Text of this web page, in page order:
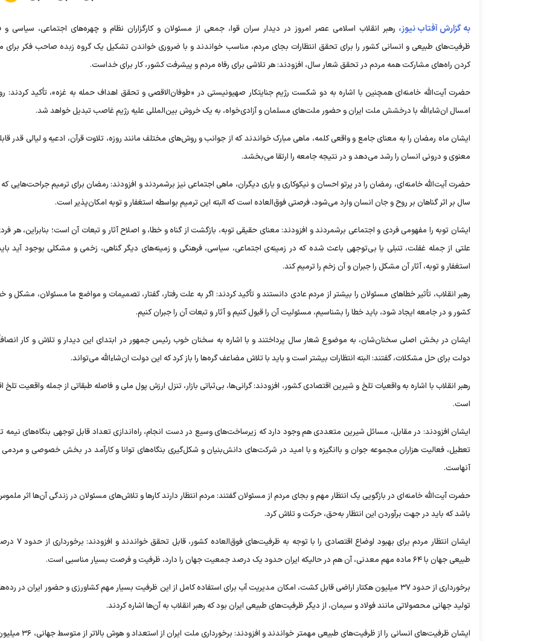
به گزارش آفتاب نیوز، رهبر انقلاب اسلامی عصر امروز در دیدار سران قوا، جمعی از مسئولان و کارگزاران نظام و چهره‌های اجتماعی، سیاسی و
ظرفیت‌های طبیعی و انسانی کشور را برای تحقق انتظارات بجای مردم، مناسب خواندند و با ضروری خواندن تشکیل یک گروه زبده صاحب فکر
کردن راه‌های مشارکت همه مردم در تحقق شعار سال، افزودند: هر تلاشی برای رفاه مردم و پیشرفت کشور، کار برای خداست.
حضرت آیت‌الله خامنه‌ای همچنین با اشاره به دو شکست رژیم جنایتکار صهیونیستی در «طوفان‌الاقصی و تحقق اهداف حمله به غزه»، تأکید کردند:
امسال ان‌شاءالله با درخشش ملت ایران و حضور ملت‌های مسلمان و آزادی‌خواه، به یک خروش بین‌المللی علیه رژیم غاصب تبدیل خواهد شد.
ایشان ماه رمضان را به معنای جامع و واقعی کلمه، ماهی مبارک خواندند که از جوانب و روش‌های مختلف مانند روزه، تلاوت قرآن، ادعیه و لیالی قدر
معنوی و درونی انسان را رشد می‌دهد و در نتیجه جامعه را ارتقا می‌بخشد.
حضرت آیت‌الله خامنه‌ای، رمضان را در پرتو احسان و نیکوکاری و یاری دیگران، ماهی اجتماعی نیز برشمردند و افزودند: رمضان برای ترمیم جراحت‌هایی
سال بر اثر گناهان بر روح و جان انسان وارد می‌شود، فرصتی فوق‌العاده است که البته این ترمیم بواسطه استغفار و توبه امکان‌پذیر است.
ایشان توبه را مفهومی فردی و اجتماعی برشمردند و افزودند: معنای حقیقی توبه، بازگشت از گناه و خطا، و اصلاح آثار و تبعات آن است؛ بنابراین، هر
علتی از جمله غفلت، تنبلی یا بی‌توجهی باعث شده که در زمینه‌ی اجتماعی، سیاسی، فرهنگی و زمینه‌های دیگر گناهی، زخمی و مشکلی بوجود آید
استغفار و توبه، آثار آن مشکل را جبران و آن زخم را ترمیم کند.
رهبر انقلاب، تأثیر خطا‌های مسئولان را بیشتر از مردم عادی دانستند و تأکید کردند: اگر به علت رفتار، گفتار، تصمیمات و مواضع ما مسئولان، مشکل و
کشور و در جامعه ایجاد شود، باید خطا را بشناسیم، مسئولیت آن را قبول کنیم و آثار و تبعات آن را جبران کنیم.
ایشان در بخش اصلی سخنان‌شان، به موضوع شعار سال پرداختند و با اشاره به سخنان خوب رئیس جمهور در ابتدای این دیدار و تلاش و کار
دولت برای حل مشکلات، گفتند: البته انتظارات بیشتر است و باید با تلاش مضاعف گره‌ها را باز کرد که این دولت ان‌شاءالله می‌تواند.
رهبر انقلاب با اشاره به واقعیات تلخ و شیرین اقتصادی کشور، افزودند: گرانی‌ها، بی‌ثباتی بازار، تنزل ارزش پول ملی و فاصله طبقاتی از جمله واقعیت تلخ
است.
ایشان افزودند: در مقابل، مسائل شیرین متعددی هم وجود دارد که زیرساخت‌های وسیع در دست انجام، راه‌اندازی تعداد قابل توجهی بنگاه‌های نیمه
تعطیل، فعالیت هزاران مجموعه جوان و باانگیزه و با امید در شرکت‌های دانش‌بنیان و شکل‌گیری بنگاه‌های توانا و کارآمد در بخش خصوصی و مردمی
آنهاست.
حضرت آیت‌الله خامنه‌ای در بازگویی یک انتظار مهم و بجای مردم از مسئولان گفتند: مردم انتظار دارند کار‌ها و تلاش‌های مسئولان در زندگی آن‌ها اثر
باشد که باید در جهت برآوردن این انتظار به‌حق، حرکت و تلاش کرد.
ایشان انتظار مردم برای بهبود اوضاع
طبیعی جهان با ۶۴ ماده مهم معدنی، آن هم در حالیکه ایران حدود یک درصد جمعیت جهان را دارد، ظرفیت و فرصت بسیار مناسبی است.
برخورداری از حدود ۳۷ میلیون هکتار اراضی قابل کشت، امکان مدیریت آب برای استفاده کامل از این ظرفیت بسیار مهم کشاورزی و حضور ایران در
تولید جهانی محصولاتی مانند فولاد و سیمان، از دیگر ظرفیت‌های طبیعی ایران بود که رهبر انقلاب به آن‌ها اشاره کردند.
ایشان ظرفیت‌های انسانی را از ظرفیت‌های طبیعی مهمتر خواندند و